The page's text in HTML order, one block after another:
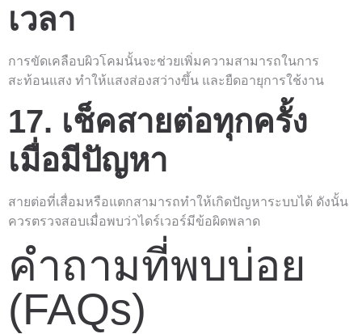
เวลา
การขัดเคลือบผิวโคมนั้นจะช่วยเพิ่มความสามารถในการ
สะท้อนแสง ทำให้แสงส่องสว่างขึ้น และยืดอายุการใช้งาน
17. เช็คสายต่อทุกครั้ง
เมื่อมีปัญหา
สายต่อที่เสื่อมหรือแตกสามารถทำให้เกิดปัญหาระบบได้ ดังนั้น
ควรตรวจสอบเมื่อพบว่าไดร์เวอร์มีข้อผิดพลาด
คำถามที่พบบ่อย
(FAQs)